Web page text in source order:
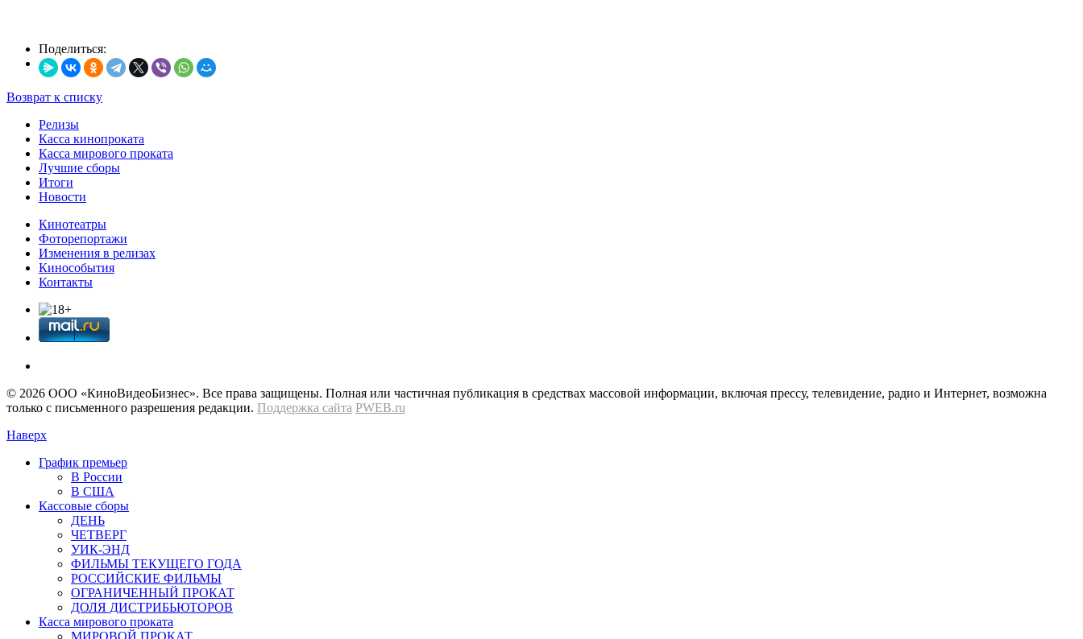
Поделиться:
Возврат к списку
Релизы
Касса кинопроката
Касса мирового проката
Лучшие сборы
Итоги
Новости
Кинотеатры
Фоторепортажи
Изменения в релизах
Кинособытия
Контакты
© 2026 OOО «КиноВидеоБизнес». Все права защищены. Полная или частичная публикация в средствах массовой информации, включая прессу, телевидение, радио и Интернет, возможна
только с письменного разрешения редакции. Поддержка сайта PWEB.ru
Наверх
График премьер
В России
В США
Кассовые сборы
ДЕНЬ
ЧЕТВЕРГ
УИК-ЭНД
ФИЛЬМЫ ТЕКУЩЕГО ГОДА
РОССИЙСКИЕ ФИЛЬМЫ
ОГРАНИЧЕННЫЙ ПРОКАТ
ДОЛЯ ДИСТРИБЬЮТОРОВ
Касса мирового проката
МИРОВОЙ ПРОКАТ